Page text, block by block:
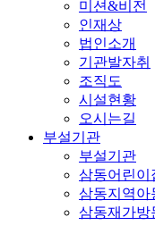
미션&비전
인재상
법인소개
기관발자취
조직도
시설현황
오시는길
부설기관
부설기관
삼동어린이
삼동지역아
삼동재가방